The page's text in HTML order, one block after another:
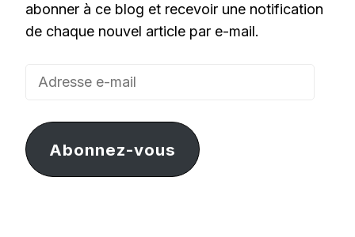
abonner à ce blog et recevoir une notification
de chaque nouvel article par e-mail.
Adresse
mail
Abonnez-vous